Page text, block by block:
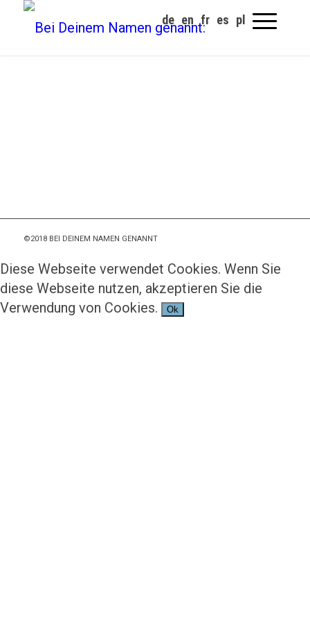
©2018 BEI DEINEM NAMEN GENANNT
Diese Webseite verwendet Cookies. Wenn Sie
diese Webseite nutzen, akzeptieren Sie die
Verwendung von Cookies.
Ok